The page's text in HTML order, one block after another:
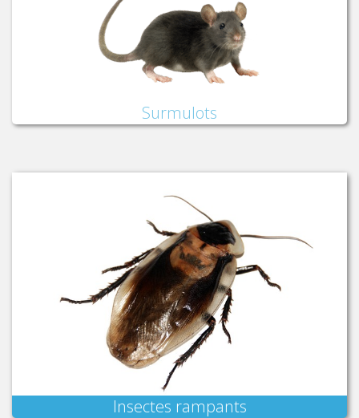
Surmulots
Insectes rampants